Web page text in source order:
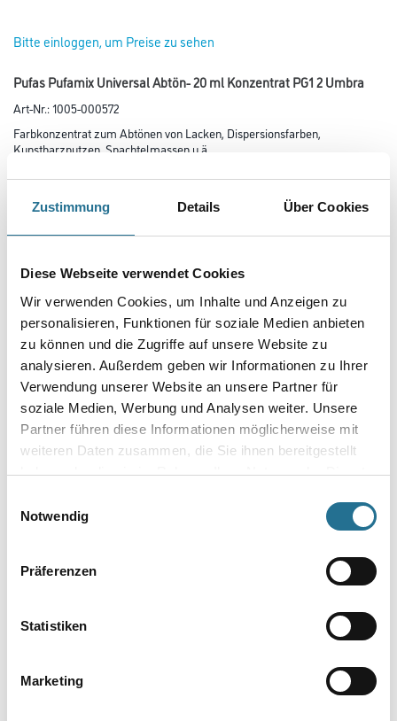
Zustimmung Details Über Cookies
Diese Webseite verwendet Cookies
Wir verwenden Cookies, um Inhalte und Anzeigen zu
personalisieren, Funktionen für soziale Medien anbieten
zu können und die Zugriffe auf unsere Website zu
analysieren. Außerdem geben wir Informationen zu Ihrer
Verwendung unserer Website an unsere Partner für
soziale Medien, Werbung und Analysen weiter. Unsere
Partner führen diese Informationen möglicherweise mit
weiteren Daten zusammen, die Sie ihnen bereitgestellt
haben oder die sie im Rahmen Ihrer Nutzung der Dienste
Notwendig
Präferenzen
Statistiken
Marketing
Bitte einloggen, um Preise zu sehen
Pufas Pufamix Universal Abtön- 20 ml Konzentrat PG1 2 Umbra
Art-Nr.:1005-000572
Farbkonzentrat zum Abtönen von Lacken, Dispersionsfarben,
Kunstharzputzen, Spachtelmassen u.ä..
Umrechnungsfaktoren
PRODUKTEIGENSCHAFTEN
- Extrem farbstark und ergiebig
- Hervorragendes Mischverhalten